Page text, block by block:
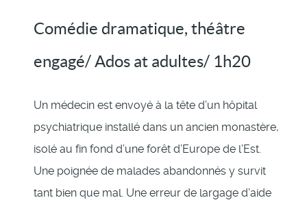
Comédie dramatique, théâtre
engagé/ Ados at adultes/ 1h20
Un médecin est envoyé à la tête d’un hôpital
psychiatrique installé dans un ancien monastère,
isolé au fin fond d’une forêt d’Europe de l’Est.
Une poignée de malades abandonnés y survit
tant bien que mal. Une erreur de largage d’aide